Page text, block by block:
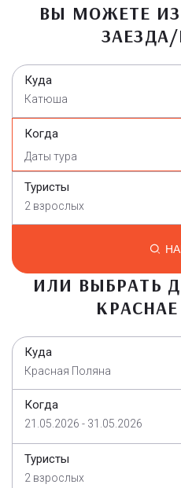
ВЫ МОЖЕТЕ
Куда
Катюша
Когда
Туристы
2 взрослых
ИЛИ ВЫБРАТЬ
Куда
Красная Поляна
Когда
21.05.2026 - 31.05.2026
Туристы
2 взрослых